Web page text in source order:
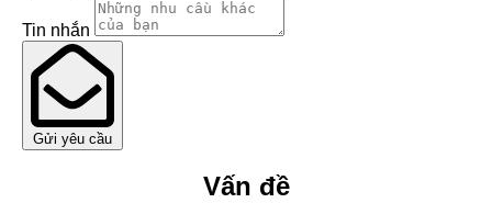
Tin nhắn
Gửi yêu cầu
Vấn đề